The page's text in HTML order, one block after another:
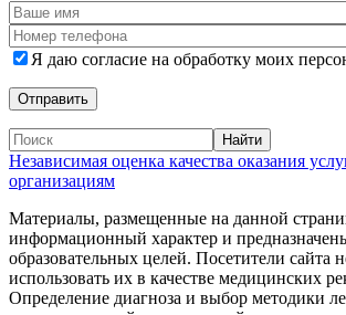
Я даю согласие на обработку моих
Независимая оценка качества оказания
организациям
Материалы, размещенные на данной
информационный характер и
образовательных целей. Посетители сайта
использовать их в качестве медицинских
Определение диагноза и выбор методики